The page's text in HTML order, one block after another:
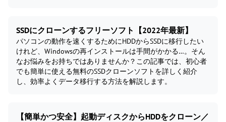
SSDにクローンするフリーソフト【2022年最新】
パソコンの動作を速くするためにHDDからSSDに移行したい
けれど、Windowsの再インストールは手間がかかる…。そん
なお悩みをお持ちではありませんか？この記事では、初心者
でも簡単に使える無料のSSDクローンソフトを詳しく紹介
し、効率よくデータ移行する方法を解説します。
【簡単かつ安全】起動ディスクからHDDをクローン／